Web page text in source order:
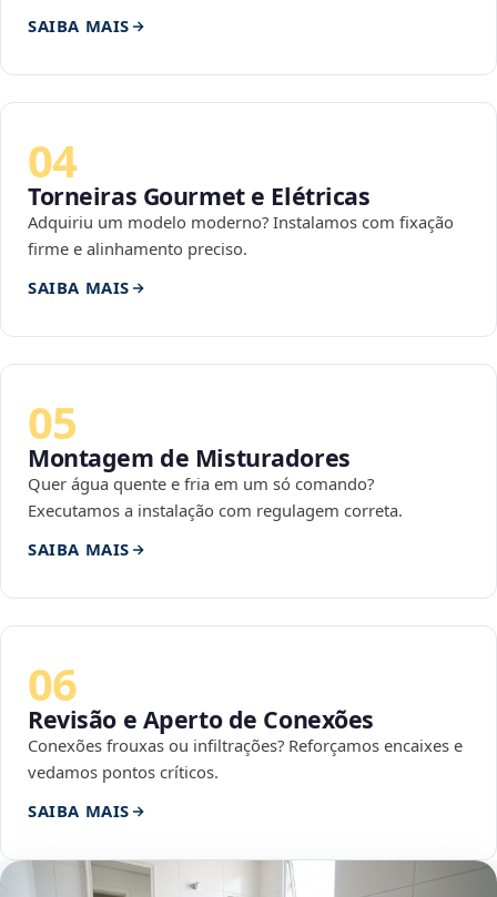
SAIBA MAIS
04
Torneiras Gourmet e Elétricas
Adquiriu um modelo moderno? Instalamos com fixação
firme e alinhamento preciso.
SAIBA MAIS
05
Montagem de Misturadores
Quer água quente e fria em um só comando?
Executamos a instalação com regulagem correta.
SAIBA MAIS
06
Revisão e Aperto de Conexões
Conexões frouxas ou infiltrações? Reforçamos encaixes e
vedamos pontos críticos.
SAIBA MAIS